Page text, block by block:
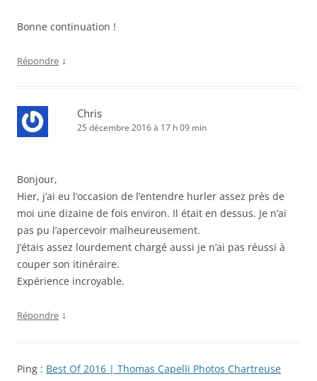
Bonne continuation !
Répondre ↓
Chris
25 décembre 2016 à 17 h 09 min
Bonjour,
Hier, j’ai eu l’occasion de l’entendre hurler assez près de
moi une dizaine de fois environ. Il était en dessus. Je n’ai
pas pu l’apercevoir malheureusement.
J’étais assez lourdement chargé aussi je n’ai pas réussi à
couper son itinéraire.
Expérience incroyable.
Répondre ↓
Ping : Best Of 2016 | Thomas Capelli Photos Chartreuse